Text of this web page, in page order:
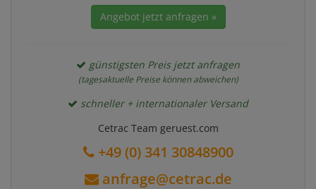
Angebot jetzt anfragen »
günstigsten Preis jetzt anfragen
(tagesaktuelle Preise können abweichen)
schneller + internationaler Versand
Cetrac Team geruest.com
+49 (0) 341 30848900
anfrage@cetrac.de